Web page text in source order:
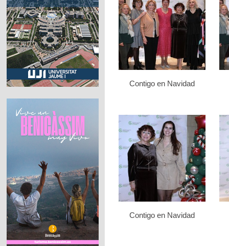
Contigo en Navidad
Contigo en Navidad